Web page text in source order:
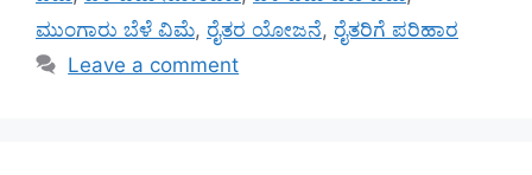
ಮುಂಗಾರು ಬೆಳೆ ವಿಮೆ, ರೈತರ ಯೋಜನೆ, ರೈತರಿಗೆ ಪರಿಹಾರ
Leave a comment